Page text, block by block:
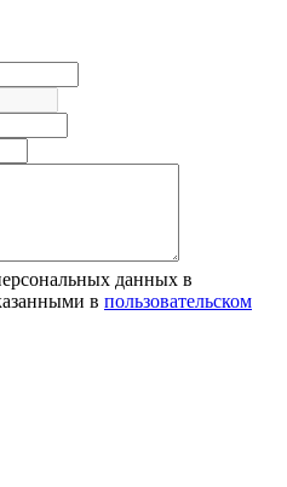
данных в
в пользовательском